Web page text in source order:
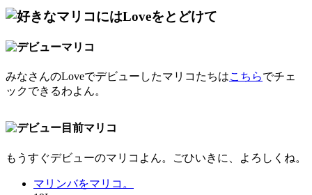
みなさんのLoveでデビューしたマリコたちはこちらでチェ
ックできるわよん。
もうすぐデビューのマリコよん。ごひいきに、よろしくね。
マリンバをマリコ。